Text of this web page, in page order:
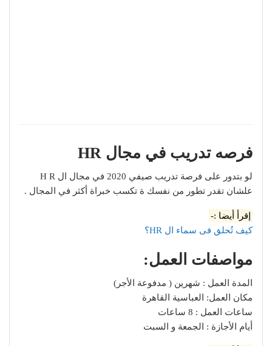
فرصه تدريب في مجال HR
لو بتدور على فرصة تدريب صيفي 2020 في مجال ال H R
علشان تقدر تطور من نفسك ة تكسب خبراة أكثر في المجال .
إقرأ أيضا :-
كيف تُحلق فى سماء ال HR؟
مواصفات العمل:
المدة العمل : شهرين ( مدفوعة الأجر)
مكان العمل: العباسية القاهرة
ساعات العمل : 8 ساعات
أيام الأجازة : الجمعة و السبت